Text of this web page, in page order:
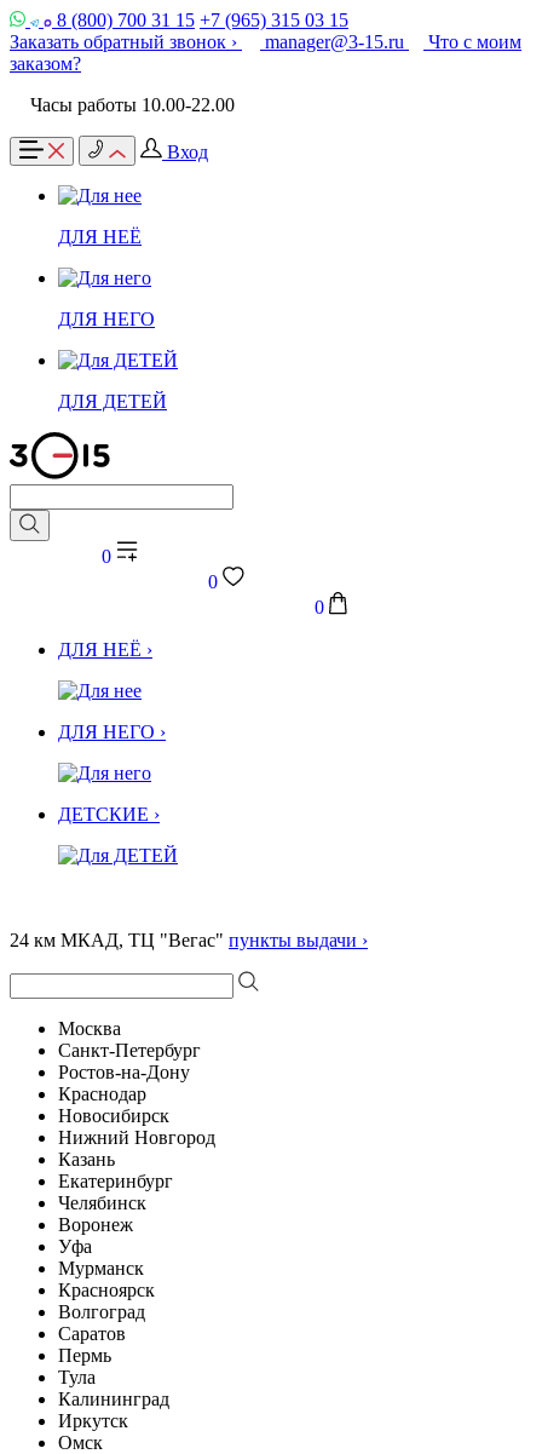
8 (800) 700 31 15 +7 (965) 315 03 15
Заказать обратный звонок ›
manager@3-15.ru
Что с моим
заказом?
Часы работы 10.00-22.00
Вход
ДЛЯ НЕЁ
ДЛЯ НЕГО
ДЛЯ ДЕТЕЙ
0
0
0
ДЛЯ НЕЁ ›
ДЛЯ НЕГО ›
ДЕТСКИЕ ›
24 км МКАД, ТЦ "Вегас" пункты выдачи ›
Москва
Санкт-Петербург
Ростов-на-Дону
Краснодар
Новосибирск
Нижний Новгород
Казань
Екатеринбург
Челябинск
Воронеж
Уфа
Мурманск
Красноярск
Волгоград
Саратов
Пермь
Тула
Калининград
Иркутск
Омск